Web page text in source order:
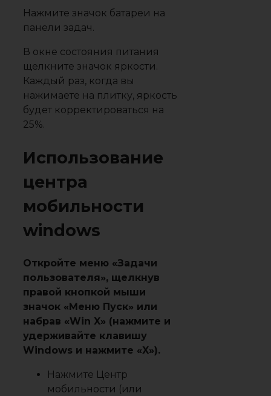
Нажмите значок батареи на
панели задач.
В окне состояния питания
щелкните значок яркости.
Каждый раз, когда вы
нажимаете на плитку, яркость
будет корректироваться на
25%.
Использование
центра
мобильности
windows
Откройте меню «Задачи
пользователя», щелкнув
правой кнопкой мыши
значок «Меню Пуск» или
набрав «Win X» (нажмите и
удерживайте клавишу
Windows и нажмите «X»).
Нажмите Центр
мобильности (или